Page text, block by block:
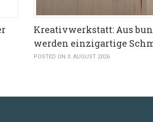
Kreativwerkstatt: Aus
werden einzigartige
POSTED ON 3. AUGUST 2026